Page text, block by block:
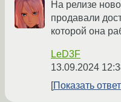
На релизе
продавали
которой она
LeD3F
13.09.2024
Показать ответ